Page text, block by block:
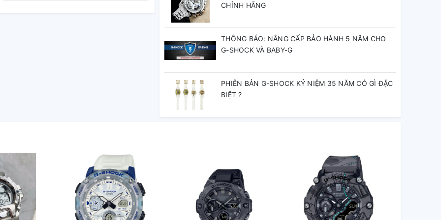
trời)
CHÍNH HÃNG
THÔNG BÁO: NÂNG CẤP BẢO HÀNH 5 NĂM CHO
G-SHOCK VÀ BABY-G
PHIÊN BẢN G-SHOCK KỶ NIỆM 35 NĂM CÓ GÌ ĐẶC
BIỆT ?